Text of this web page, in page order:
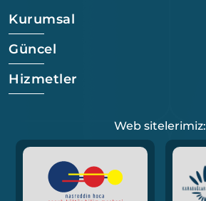
Kurumsal
Güncel
Hizmetler
Web sitelerimiz: